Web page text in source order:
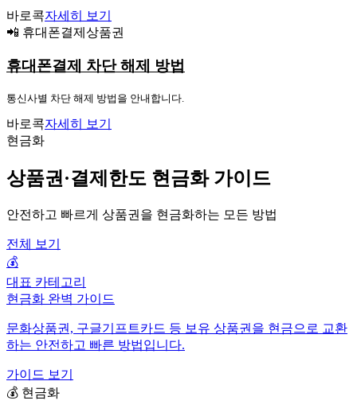
바로콕자세히 보기
📲 휴대폰결제상품권
휴대폰결제 차단 해제 방법
통신사별 차단 해제 방법을 안내합니다.
바로콕자세히 보기
현금화
상품권·결제한도 현금화 가이드
안전하고 빠르게 상품권을 현금화하는 모든 방법
전체 보기
💰
대표 카테고리
현금화 완벽 가이드
문화상품권, 구글기프트카드 등 보유 상품권을 현금으로 교환
하는 안전하고 빠른 방법입니다.
가이드 보기
💰 현금화